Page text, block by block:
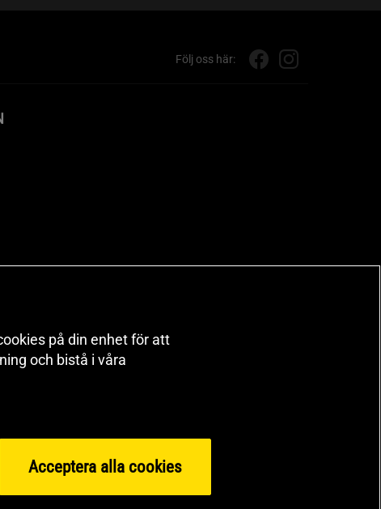
Följ oss här:
på din enhet för att
och bistå i våra
Acceptera alla cookies